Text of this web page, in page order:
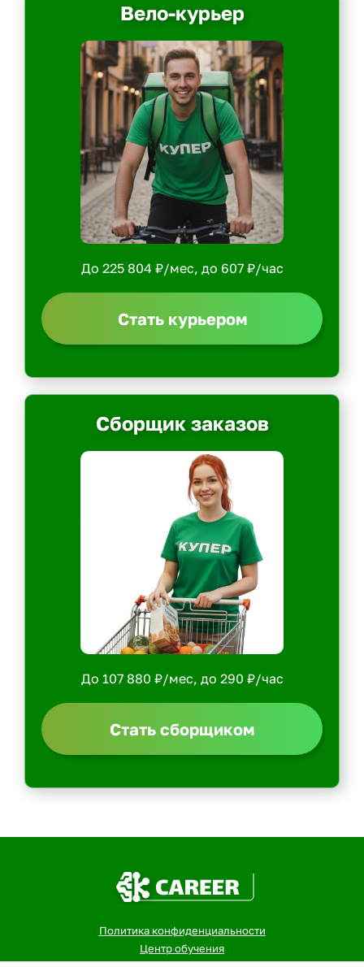
Вело-курьер
До 225 804 ₽/мес, до 607 ₽/час
Стать курьером
Сборщик заказов
До 107 880 ₽/мес, до 290 ₽/час
Стать сборщиком
Политика конфиденциальности
Центр обучения